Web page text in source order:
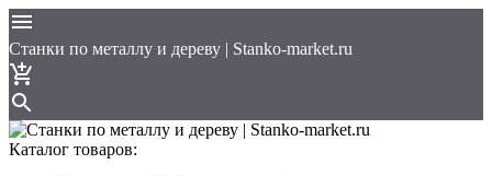
Cтанки по металлу и дереву | Stanko-market.ru
Каталог товаров: